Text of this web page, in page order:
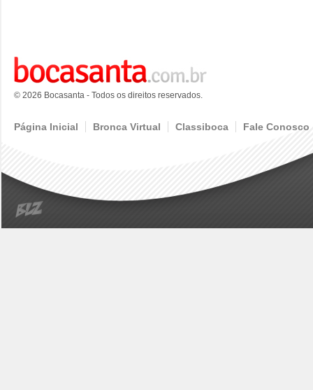
© 2026 Bocasanta - Todos os direitos reservados.
Página Inicial Bronca Virtual Classiboca Fale Conosco